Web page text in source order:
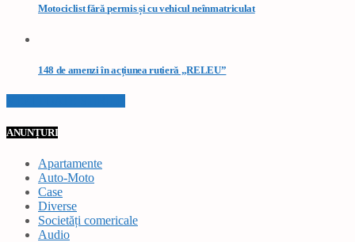
Motociclist fără permis și cu vehicul neînmatriculat
148 de amenzi în acțiunea rutieră „RELEU”
ANUNȚURI
Apartamente
Auto-Moto
Case
Diverse
Societăți comericale
Audio